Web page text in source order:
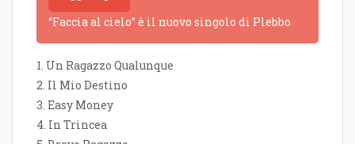
“Faccia al cielo” è il nuovo singolo di Plebbo
1. Un Ragazzo Qualunque
2. Il Mio Destino
3. Easy Money
4. In Trincea